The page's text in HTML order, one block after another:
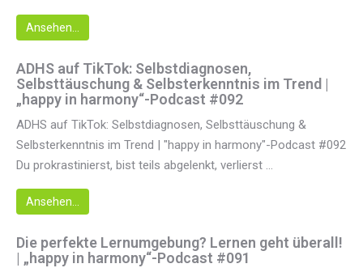
Ansehen...
ADHS auf TikTok: Selbstdiagnosen,
Selbsttäuschung & Selbsterkenntnis im Trend |
„happy in harmony“-Podcast #092
ADHS auf TikTok: Selbstdiagnosen, Selbsttäuschung &
Selbsterkenntnis im Trend | "happy in harmony"-Podcast #092
Du prokrastinierst, bist teils abgelenkt, verlierst ...
Ansehen...
Die perfekte Lernumgebung? Lernen geht überall!
| „happy in harmony“-Podcast #091